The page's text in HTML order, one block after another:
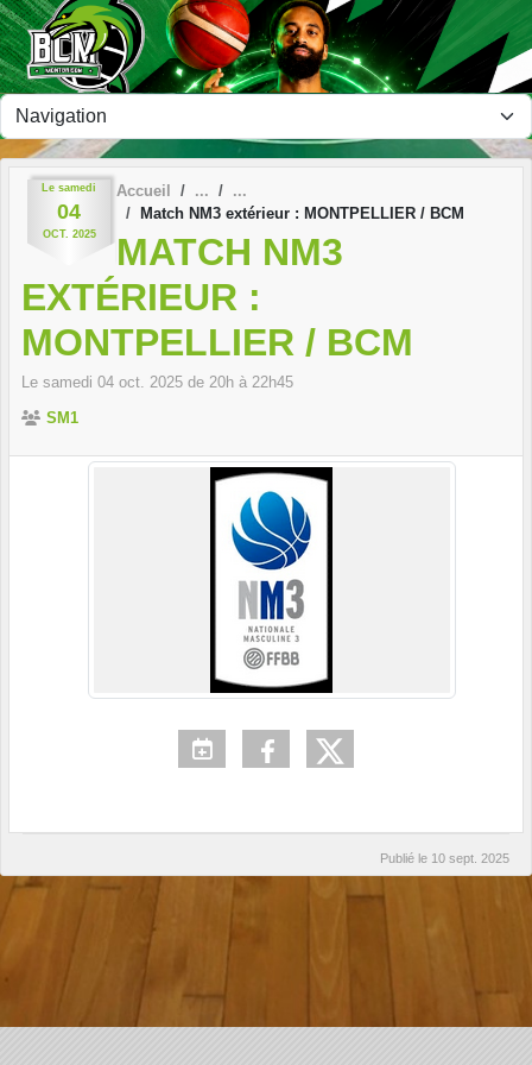
Le samedi
04
OCT. 2025
Accueil
Match NM3 extérieur : MONTPELLIER / BCM
MATCH NM3
EXTÉRIEUR :
MONTPELLIER / BCM
Le samedi 04 oct. 2025 de 20h à 22h45
SM1
Publié le 10 sept. 2025
Panneau de gestion des cookies